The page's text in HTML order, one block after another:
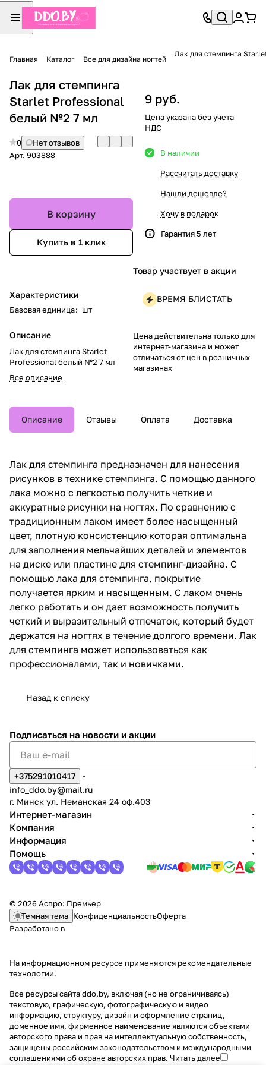
Главная Каталог Все для дизайна ногтей
Лак для стемпинга
Лак для стемпинга
Starlet Professional
белый №2 7 мл
0
Нет отзывов
Арт. 903888
В корзину
Купить в 1 клик
Характеристики
Базовая единица: шт
Описание
Лак для стемпинга Starlet
Professional белый №2 7 мл
Все описание
9 руб.
Цена указана без учета
НДС
В наличии
Рассчитать доставку
Нашли дешевле?
Хочу в подарок
Гарантия 5 лет
Товар участвует в акции
ВРЕМЯ БЛИСТАТЬ
Цена действительна только для
интернет-магазина и может
отличаться от цен в розничных
магазинах
Описание Отзывы Оплата Доставка
Лак для стемпинга предназначен для нанесения
рисунков в технике стемпинга. С помощью данного
лака можно с легкостью получить четкие и
аккуратные рисунки на ногтях. По сравнению с
традиционным лаком имеет более насыщенный
цвет, плотную консистенцию которая оптимальна
для заполнения мельчайших деталей и элементов
на диске или пластине для стемпинг-дизайна. С
помощью лака для стемпинга, покрытие
получается ярким и насыщенным. С лаком очень
легко работать и он дает возможность получить
четкий и выразительный отпечаток, который будет
держатся на ногтях в течение долгого времени. Лак
для стемпинга может использоваться как
профессионалами, так и новичками.
Назад к списку
Подписаться на новости и акции
+375291010417
info_ddo.by@mail.ru
г. Минск ул. Неманская 24 оф.403
Интернет-магазин
Компания
Информация
Помощь
© 2026 Аспро: Премьер
Темная тема КонфиденциальностьОферта
Разработано в
На информационном ресурсе применяются рекомендательные
технологии.
Все ресурсы сайта ddo.by, включая (но не ограничиваясь)
текстовую, графическую, фотографическую и видео
информацию, структуру, дизайн и оформление страниц,
доменное имя, фирменное наименование являются объектами
авторского права и прав на интеллектуальную собственность,
защищены российским законодательством и международными
соглашениями об охране авторских прав. Читать далее